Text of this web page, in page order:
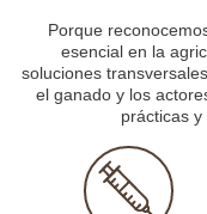
Porque
esencial en la
soluciones
el ganado y los
prácticas y